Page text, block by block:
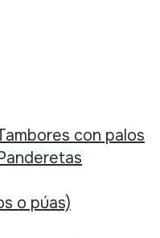
con palos
o púas)